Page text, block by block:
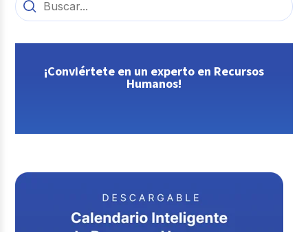
¡Conviértete en un experto en Recursos
Humanos!